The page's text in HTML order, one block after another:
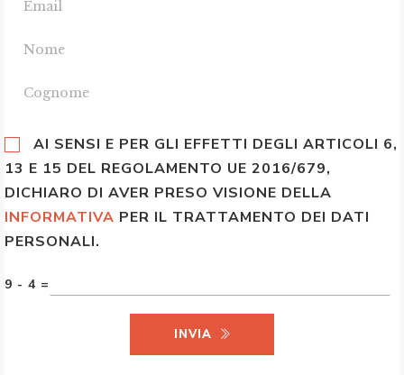
AI SENSI E PER GLI EFFETTI DEGLI ARTICOLI 6,
13 E 15 DEL REGOLAMENTO UE 2016/679,
DICHIARO DI AVER PRESO VISIONE DELLA
INFORMATIVA PER IL TRATTAMENTO DEI DATI
PERSONALI.
9 - 4 =
INVIA